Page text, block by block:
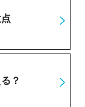
？